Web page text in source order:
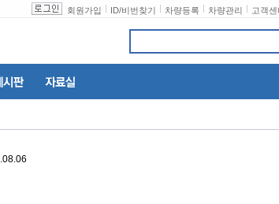
고객센
차량관리
차량등록
ID/비번찾기
회원가입